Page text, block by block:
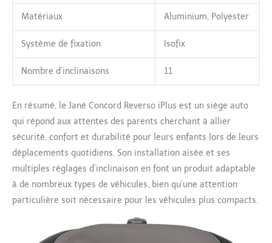
Matériaux Aluminium, Polyester
Système de fixation Isofix
Nombre d’inclinaisons 11
En résumé, le Jané Concord Reverso iPlus est un siège auto
qui répond aux attentes des parents cherchant à allier
sécurité, confort et durabilité pour leurs enfants lors de leurs
déplacements quotidiens. Son installation aisée et ses
multiples réglages d’inclinaison en font un produit adaptable
à de nombreux types de véhicules, bien qu’une attention
particulière soit nécessaire pour les véhicules plus compacts.